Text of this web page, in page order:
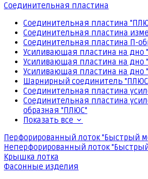
Соединительная пластина
Соединительная пластина
Соединительная пластина
Соединительная пластина П-
Усиливающая пластина на дно
Усиливающая пластина на дно
Усиливающая пластина на дно
Шарнирный соединитель
Соединительная пластина
Соединительная пластина
образная "ПЛЮС"
Показать все
Перфорированный лоток "Быстрый
Неперфорированный лоток
Крышка лотка
Фасонные изделия